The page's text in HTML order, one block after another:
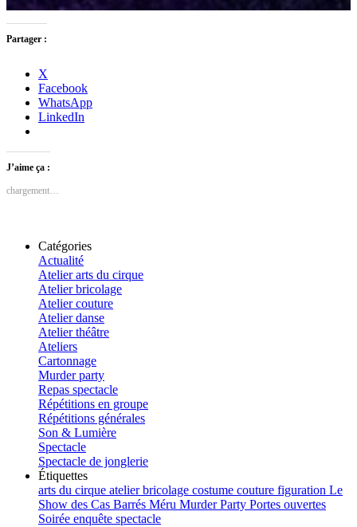
Partager :
X
Facebook
WhatsApp
LinkedIn
J’aime ça :
chargement…
Catégories
Actualité
Atelier arts du cirque
Atelier bricolage
Atelier couture
Atelier danse
Atelier théâtre
Ateliers
Cartonnage
Murder party
Repas spectacle
Répétitions en groupe
Répétitions générales
Son & Lumière
Spectacle
Spectacle de jonglerie
Étiquettes
arts du cirque atelierbricolage costume couture figuration Le
Show des Cas Barrés Méru Murder Party Portes ouvertes
Soirée enquête spectacle